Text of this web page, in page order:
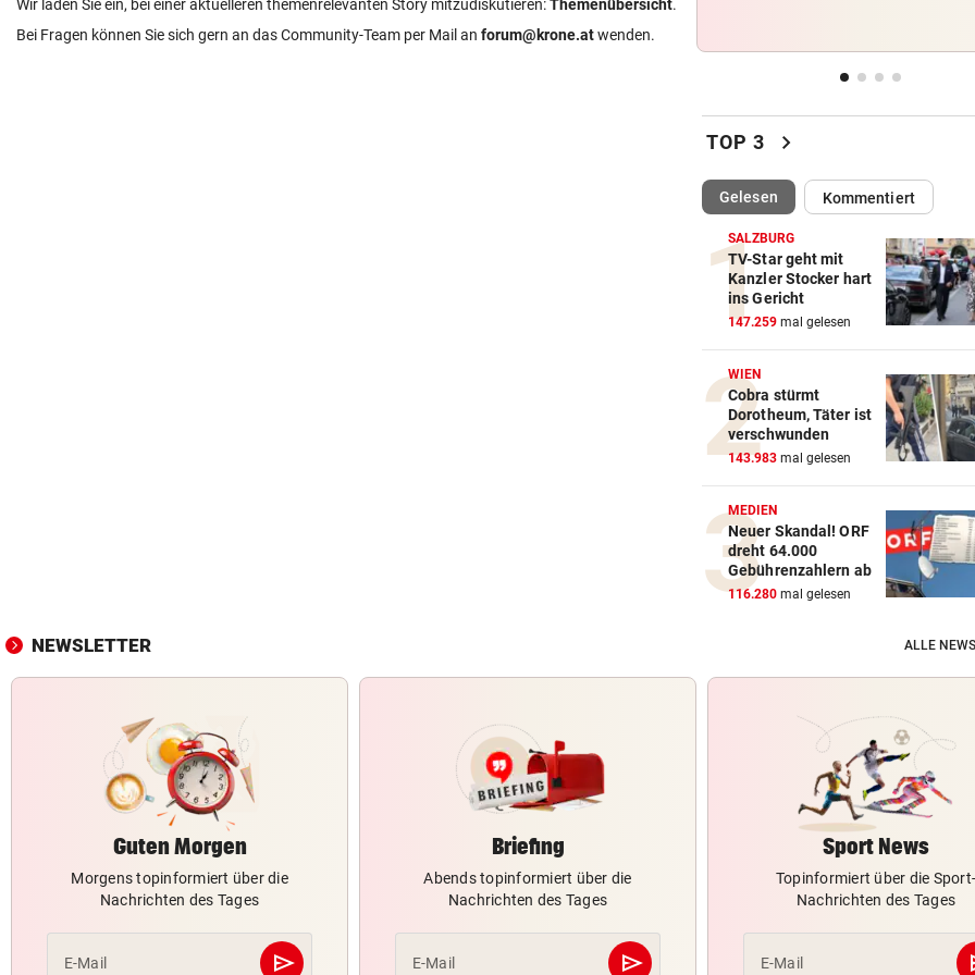
Wir laden Sie ein, bei einer aktuelleren themenrelevanten Story mitzudiskutieren:Themenübersicht.
Bei Fragen können Sie sich gern an das Community-Team per Mail an forum@krone.atwenden.
Top-Talent klopft in
Bundesliga an
CRASH AUF B70 vor
Zwei Verletzte nach Biker-
bei Edelschrott
SCHLUSSTAG WARTET vor
Röber am Podest, „Captain
TOP 3 chevron_right
Gelesen(ausgewählt)Kommentiert
SALZBURG
TV-Star geht mit
Kanzler Stocker hart
ins Gericht
147.259 mal gelesen
WIEN
Cobra stürmt
Dorotheum, Täter ist
verschwunden
143.983 mal gelesen
MEDIEN
Neuer Skandal! ORF
dreht 64.000
Gebührenzahlern ab
116.280 mal gelesen
NEWSLETTER ALLE
Guten Morgen
Morgens topinformiert über die
Nachrichten des Tages
E-Mail send
Abschicken
Briefing
Abends topinformiert über die
Nachrichten des Tages
E-Mail send
Abschicken
Sport News
Topinformiert über die Sport-
Nachrichten des Tages
E-Mail